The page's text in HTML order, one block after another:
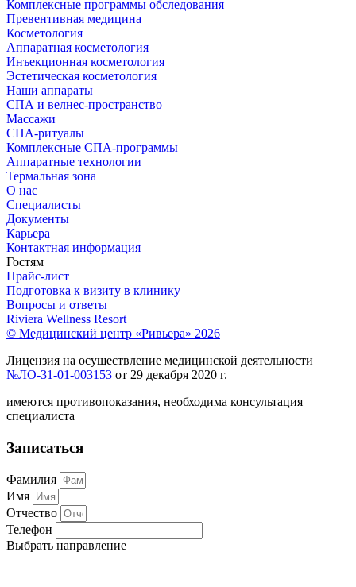
Комплексные программы обследования
Превентивная медицина
Косметология
Аппаратная косметология
Инъекционная косметология
Эстетическая косметология
Наши аппараты
СПА и велнес-пространство
Массажи
СПА-ритуалы
Комплексные СПА-программы
Аппаратные технологии
Термальная зона
О нас
Специалисты
Документы
Карьера
Контактная информация
Гостям
Прайс-лист
Подготовка к визиту в клинику
Вопросы и ответы
Riviera Wellness Resort
© Медицинский центр «Ривьера» 2026
Лицензия на осуществление медицинской деятельности
№ЛО-31-01-003153 от 29 декабря 2020 г.
имеются противопоказания, необходима консультация
специалиста
Записаться
Фамилия
Имя
Отчество
Телефон
Выбрать направление